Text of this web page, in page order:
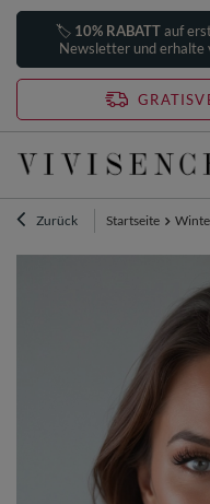
🏷️ 10% RABATTauf
Newsletter und erhalte
Zurück Startseite